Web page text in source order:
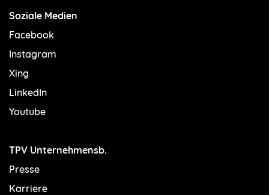
Soziale Medien
Facebook
Instagram
Xing
LinkedIn
Youtube
TPV Unternehmensb.
Presse
Karriere